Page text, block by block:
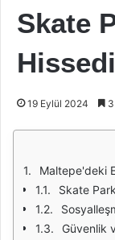
Skate
19 Eylül 2024
Maltepe'deki
Skate
Güvenlik